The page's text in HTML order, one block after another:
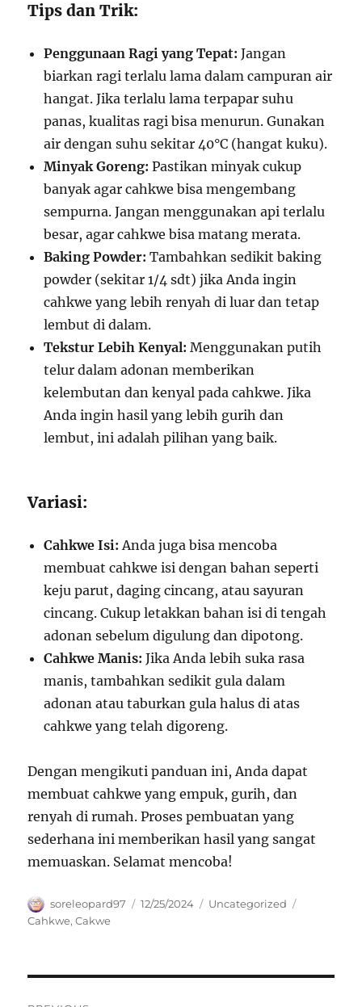
Tips dan Trik:
Penggunaan Ragi yang Tepat: Jangan
biarkan ragi terlalu lama dalam campuran air
hangat. Jika terlalu lama terpapar suhu
panas, kualitas ragi bisa menurun. Gunakan
air dengan suhu sekitar 40°C (hangat kuku).
Minyak Goreng: Pastikan minyak cukup
banyak agar cahkwe bisa mengembang
sempurna. Jangan menggunakan api terlalu
besar, agar cahkwe bisa matang merata.
Baking Powder: Tambahkan sedikit baking
powder (sekitar 1/4 sdt) jika Anda ingin
cahkwe yang lebih renyah di luar dan tetap
lembut di dalam.
Tekstur Lebih Kenyal: Menggunakan putih
telur dalam adonan memberikan
kelembutan dan kenyal pada cahkwe. Jika
Anda ingin hasil yang lebih gurih dan
lembut, ini adalah pilihan yang baik.
Variasi:
Cahkwe Isi: Anda juga bisa mencoba
membuat cahkwe isi dengan bahan seperti
keju parut, daging cincang, atau sayuran
cincang. Cukup letakkan bahan isi di tengah
adonan sebelum digulung dan dipotong.
Cahkwe Manis: Jika Anda lebih suka rasa
manis, tambahkan sedikit gula dalam
adonan atau taburkan gula halus di atas
cahkwe yang telah digoreng.
Dengan mengikuti panduan ini, Anda dapat
membuat cahkwe yang empuk, gurih, dan
renyah di rumah. Proses pembuatan yang
sederhana ini memberikan hasil yang sangat
memuaskan. Selamat mencoba!
Author
soreleopard97
Posted
12/25/2024 Categories
Uncategorized
Cahkwe,Cakwe